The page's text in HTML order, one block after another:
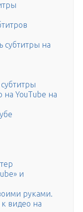
субтитры на
на YouTube на
и
руками.
к видео на